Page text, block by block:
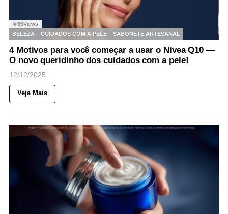
◉35Views
BELEZA
CUIDADOS COM A PELE SABONETE ARTESANAL
4 Motivos para você começar a usar o Nivea Q10 —
O novo queridinho dos cuidados com a pele!
12/12/2025
Veja Mais